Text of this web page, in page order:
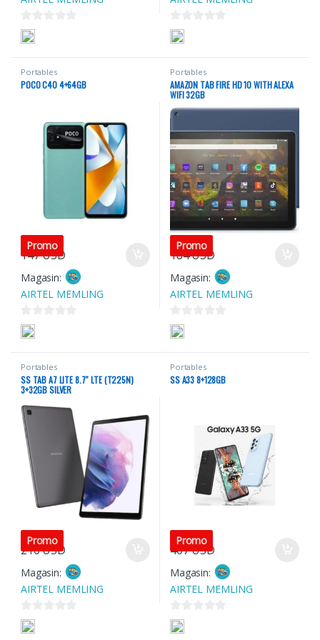
0
s
r
0
s
r
5
Portables
POCO C40 4+64GB
Promo
147USD
Magasin:
AIRTEL MEMLING
0
s
r
5
Portables
AMAZON TAB FIRE HD 10 WITH ALEXA
WIFI 32GB
Promo
184USD
Magasin:
AIRTEL MEMLING
0
s
r
Portables
SS TAB A7 LITE 8.7″ LTE (T225N)
3+32GB SILVER
Promo
216USD
Magasin:
AIRTEL MEMLING
0
s
Portables
SS A33 8+128GB
Promo
407USD
Magasin:
AIRTEL MEMLING
0
s